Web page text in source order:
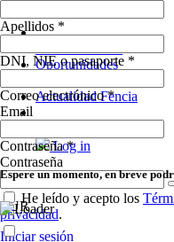
Oportunidades
Actualidad Fencia
Log in
Español
EUR
Iniciar sesión
Apellidos *
DNI, NIE o pasaporte *
Correo electrónico*
Email
Contraseña*
Contraseña
He leído y acepto los
privacidad.
Espere un momento, en breve